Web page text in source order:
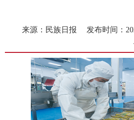
来源：民族日报
发布时间：